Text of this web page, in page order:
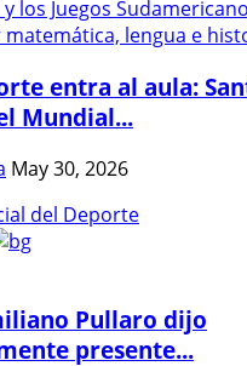
entra al aula:
Mundial...
May 30, 2026
del Deporte
Pullaro dijo
presente...